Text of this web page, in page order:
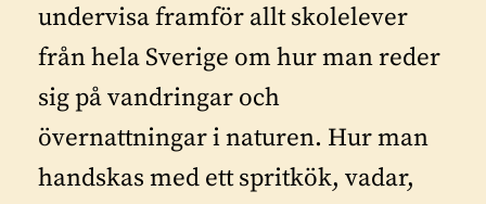
undervisa framför allt skolelever
från hela Sverige om hur man reder
sig på vandringar och
övernattningar i naturen. Hur man
handskas med ett spritkök, vadar,